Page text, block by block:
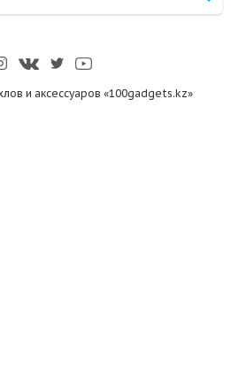
и аксессуаров «100gadgets.kz»